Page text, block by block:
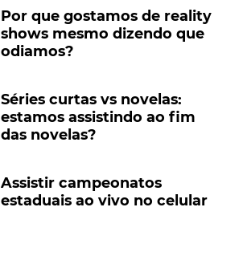
Por que gostamos de reality
shows mesmo dizendo que
odiamos?
Séries curtas vs novelas:
estamos assistindo ao fim
das novelas?
Assistir campeonatos
estaduais ao vivo no celular